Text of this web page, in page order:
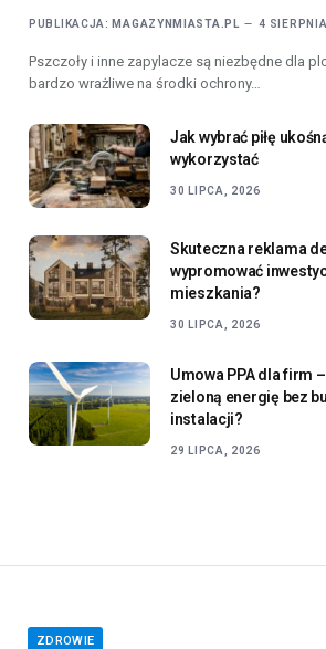
PUBLIKACJA: MAGAZYNMIASTA.PL 4
Pszczoły i inne zapylacze są niezbędne dla
bardzo wrażliwe na środki ochrony…
Jak wybrać piłę
wykorzystać
30 LIPCA, 2026
Skuteczna reklama
wypromować
mieszkania?
30 LIPCA, 2026
Umowa PPA dla firm
zieloną energię bez
instalacji?
29 LIPCA, 2026
ZDROWIE